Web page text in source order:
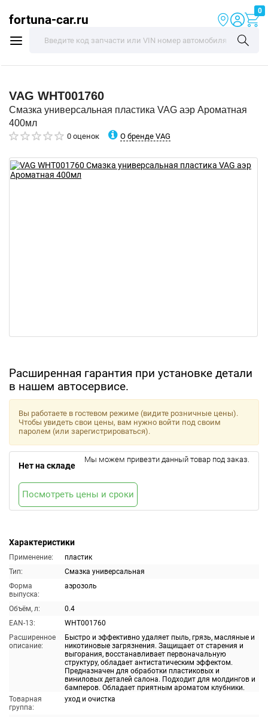
fortuna-car.ru
0
VAG WHT001760
Смазка универсальная пластика VAG аэр Ароматная
400мл
0 оценок О бренде VAG
Расширенная гарантия при установке детали
в нашем автосервисе.
Характеристики
Применение:
пластик
Тип:
Смазка универсальная
Форма
выпуска:
аэрозоль
Объём, л:
0.4
EAN-13:
WHT001760
Расширенное
описание:
Быстро и эффективно удаляет пыль, грязь, масляные и
никотиновые загрязнения. Защищает от старения и
выгорания, восстанавливает первоначальную
структуру, обладает антистатическим эффектом.
Предназначен для обработки пластиковых и
виниловых деталей салона. Подходит для молдингов и
бамперов. Обладает приятным ароматом клубники.
Товарная
группа:
уход и очистка
Вы работаете в гостевом режиме (видите розничные цены).
Чтобы увидеть свои цены, вам нужно войти под своим
паролем (или зарегистрироваться).
Нет на складе
Мы можем привезти данный товар под заказ.
Посмотреть цены и сроки